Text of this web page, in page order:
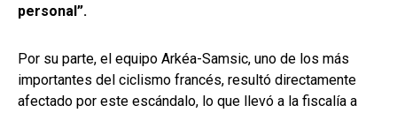
personal”.
Por su parte, el equipo Arkéa-Samsic, uno de los más
importantes del ciclismo francés, resultó directamente
afectado por este escándalo, lo que llevó a la fiscalía a